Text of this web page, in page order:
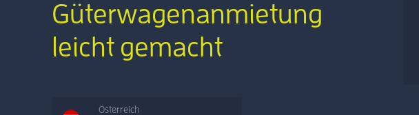
Güterwagenanmietung
leicht gemacht
Österreich